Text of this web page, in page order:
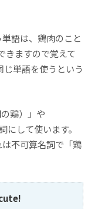
単語は、鶏肉のこと
きますので覚えて
単語を使うという
の鶏）」や
にして使います。
は不可算名詞で「鶏